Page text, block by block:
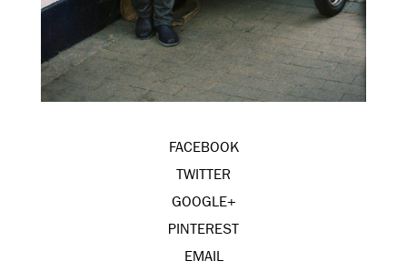
FACEBOOK
TWITTER
GOOGLE+
PINTEREST
EMAIL